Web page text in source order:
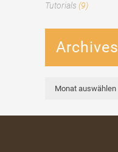
Tutorials (9)
Archives
Archives